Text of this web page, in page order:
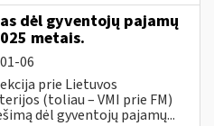
dėl gyventojų pajamų
metais.
06
prie Lietuvos
(toliau – VMI prie FM)
dėl gyventojų pajamų...